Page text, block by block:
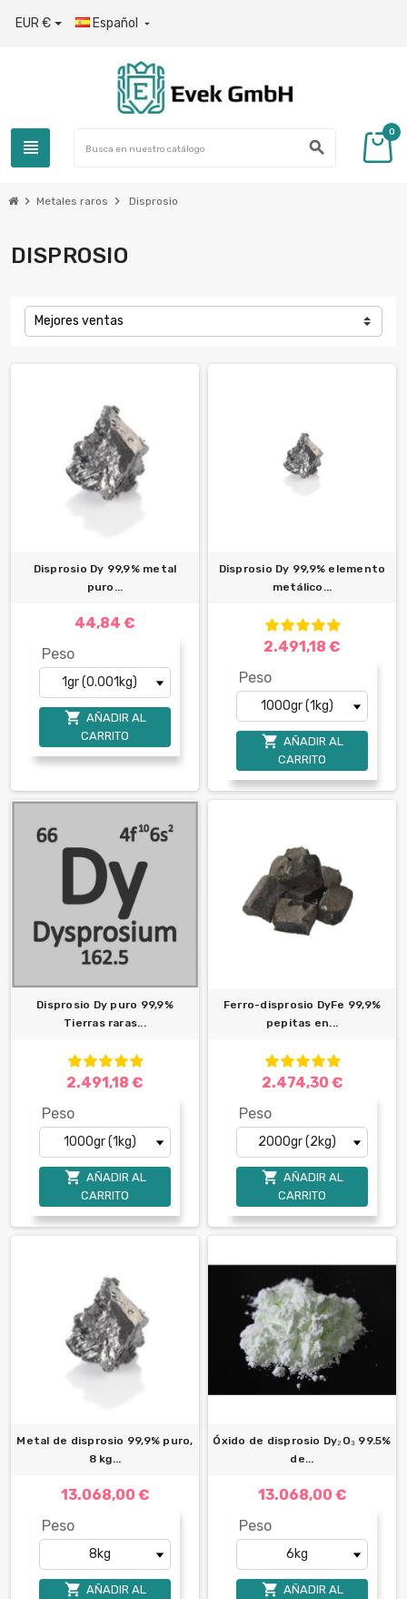
EUR € Español 
view_headline search
0
chevron_right Metales raros chevron_right Disprosio
DISPROSIO
Mejores ventas
Disprosio Dy 99,9% metal
puro...
44,84 €
Peso
 AÑADIR AL
CARRITO
Disprosio Dy 99,9% elemento
metálico...
2.491,18 €
Peso
 AÑADIR AL
CARRITO
Disprosio Dy puro 99,9%
Tierras raras...
2.491,18 €
Peso
 AÑADIR AL
CARRITO
Ferro-disprosio DyFe 99,9%
pepitas en...
2.474,30 €
Peso
 AÑADIR AL
CARRITO
Metal de disprosio 99,9% puro,
8 kg...
13.068,00 €
Peso
 AÑADIR AL
Óxido de disprosio Dy₂O₃ 99.5%
de...
13.068,00 €
Peso
 AÑADIR AL